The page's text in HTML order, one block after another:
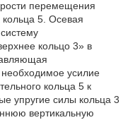
перемещения
5. Осевая
кольцо 3» в
усилие
кольца 5 к
упругие силы кольца 3
вертикальную